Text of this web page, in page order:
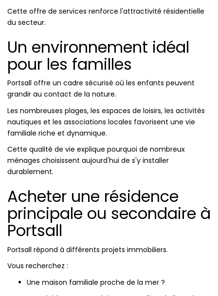
Cette offre de services renforce l'attractivité résidentielle
du secteur.
Un environnement idéal
pour les familles
Portsall offre un cadre sécurisé où les enfants peuvent
grandir au contact de la nature.
Les nombreuses plages, les espaces de loisirs, les activités
nautiques et les associations locales favorisent une vie
familiale riche et dynamique.
Cette qualité de vie explique pourquoi de nombreux
ménages choisissent aujourd'hui de s'y installer
durablement.
Acheter une résidence
principale ou secondaire à
Portsall
Portsall répond à différents projets immobiliers.
Vous recherchez :
Une maison familiale proche de la mer ?